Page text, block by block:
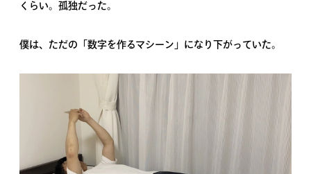
くらい。孤独だった。
僕は、ただの「数字を作るマシーン」になり下がっていた。